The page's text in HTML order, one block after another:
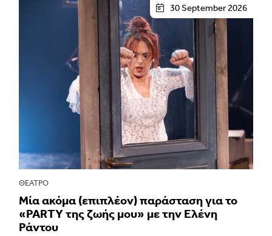
30 September 2026
ΘΈΑΤΡΟ
Μία ακόμα (επιπλέον) παράσταση για το
«PARTY της ζωής μου» με την Ελένη
Ράντου